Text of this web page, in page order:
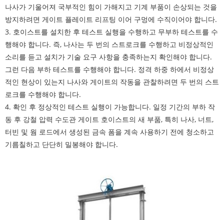
나사가 기울어져 국부적인 힘이 가해지고 기계 부품이 손상되는 것을
방지하려면 게이트 플레이트 리프팅 이어 구멍에 수직이어야 합니다.
3. 호이스트를 설치한 후 테스트 실행을 수행하고 무부하 테스트를 수
행해야 합니다. 즉, 나사는 두 번의 스트로크를 수행하고 비정상적인
소리를 듣고 설치가 기술 요구 사항을 충족하는지 확인해야 합니다.
그런 다음 부하 테스트를 수행해야 합니다. 정격 하중 하에서 비정상
적인 현상이 있는지 나사와 게이트의 작동을 관찰하려면 두 번의 스트
로크를 수행해야 합니다.
4. 확인 후 정상적인 테스트 실행이 가능합니다. 일정 기간의 부하 작
동 후 강철 압력 수도관 게이트 호이스트의 새 부품, 특히 나사, 너트,
터빈 및 웜 로드에서 생성된 금속 폼을 계속 사용하기 전에 청소하고
기름칠하고 단단히 밀봉해야 합니다.